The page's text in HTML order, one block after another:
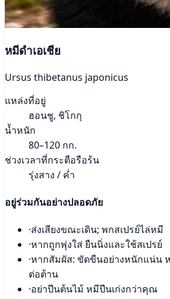
หมีดำเอเชีย
Ursus thibetanus japonicus
แหล่งที่อยู่
ฮอนชู, ชิโกกุ
น้ำหนัก
80–120 กก.
ช่วงเวลาที่กระตือรือร้น
รุ่งสาง / ค่ำ
อยู่ร่วมกันอย่างปลอดภัย
·ส่งเสียงขณะเดิน; พกสเปรย์ไล่หมี
·หากถูกพุ่งใส่ ยืนนิ่งและใช้สเปรย์
·หากสัมผัส: ขัดขืนอย่างหนักแน่น
ต่อต้าน
·อย่าปีนต้นไม้ หมีปีนเก่งกว่าคุณ